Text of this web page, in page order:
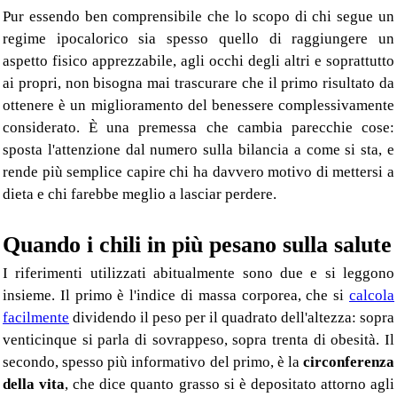
STRUMENTI
GUIDE SALUTE
CALCOLO PESO IDEALE
Pur essendo ben comprensibile che lo scopo di chi segue un
regime ipocalorico sia spesso quello di raggiungere un
aspetto fisico apprezzabile, agli occhi degli altri e soprattutto
ai propri, non bisogna mai trascurare che il primo risultato da
ottenere è un miglioramento del benessere complessivamente
considerato. È una premessa che cambia parecchie cose:
sposta l'attenzione dal numero sulla bilancia a come si sta, e
rende più semplice capire chi ha davvero motivo di mettersi a
dieta e chi farebbe meglio a lasciar perdere.
Quando i chili in più pesano sulla salute
I riferimenti utilizzati abitualmente sono due e si leggono
insieme. Il primo è l'indice di massa corporea, che si calcola
facilmente dividendo il peso per il quadrato dell'altezza: sopra
venticinque si parla di sovrappeso, sopra trenta di obesità. Il
secondo, spesso più informativo del primo, è la circonferenza
della vita, che dice quanto grasso si è depositato attorno agli